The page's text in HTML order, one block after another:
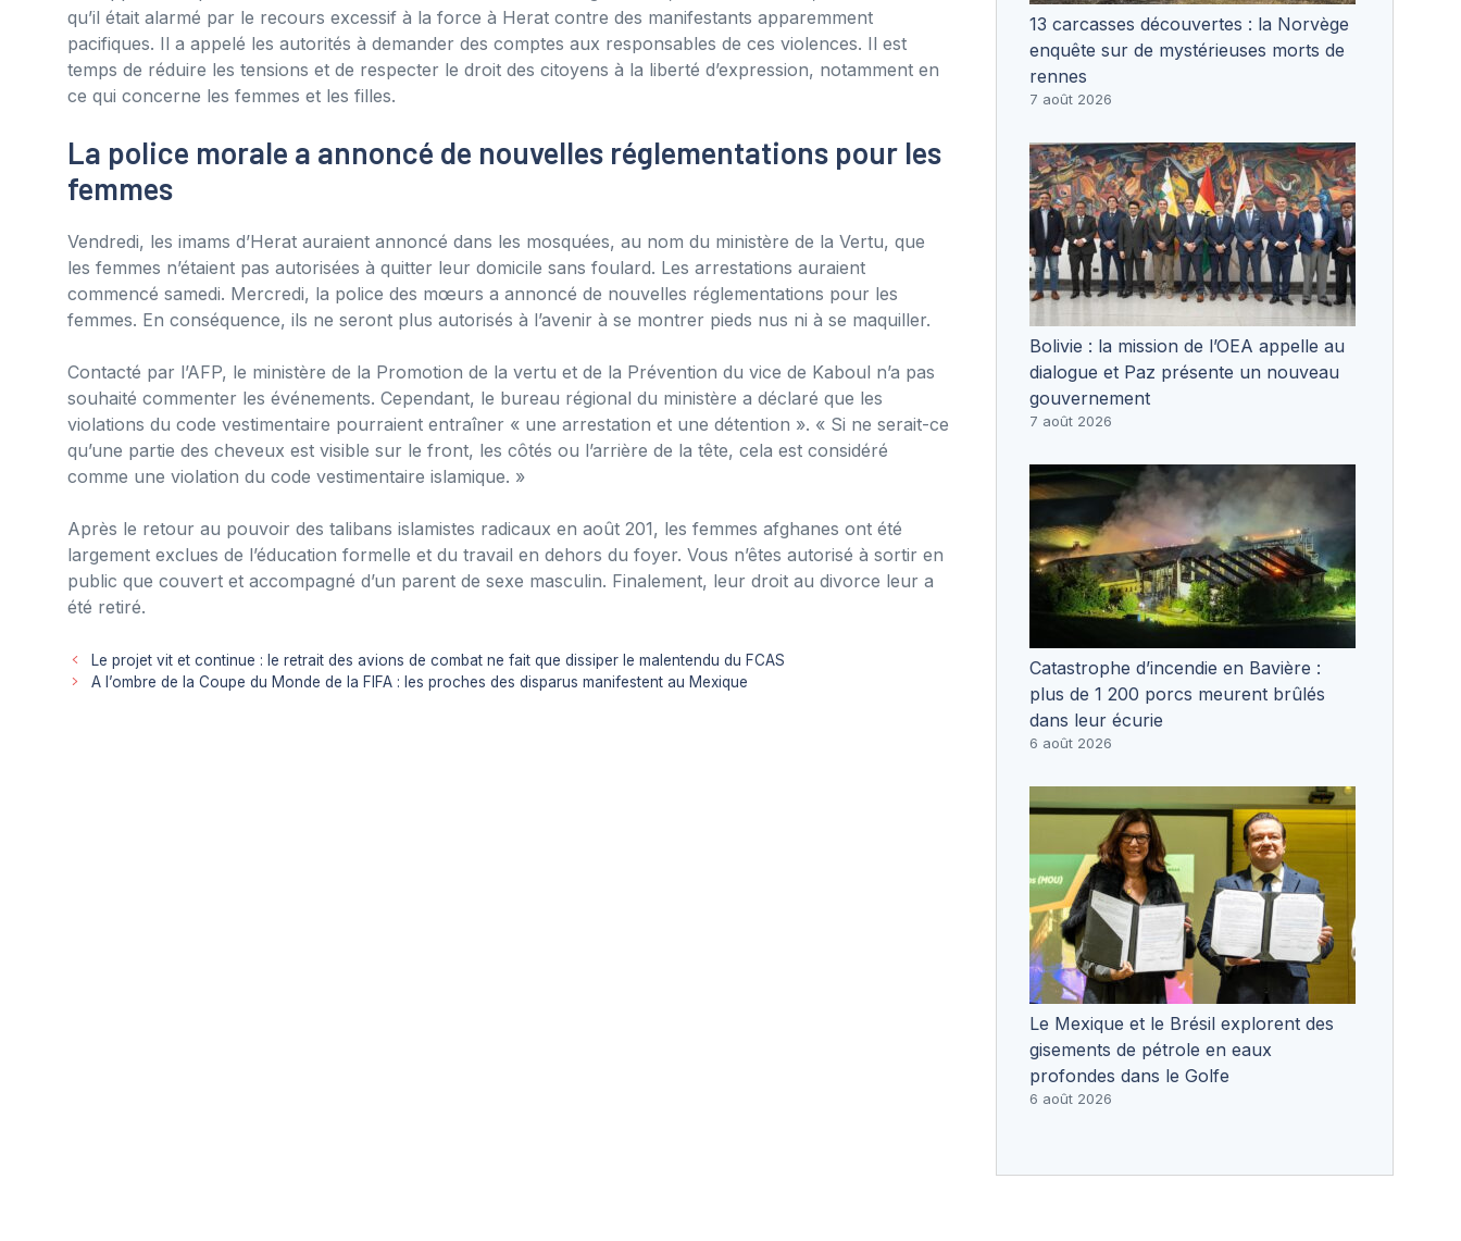
qu’il était alarmé par le recours excessif à la force à Herat contre des manifestants apparemment
pacifiques. Il a appelé les autorités à demander des comptes aux responsables de ces violences. Il est
temps de réduire les tensions et de respecter le droit des citoyens à la liberté d’expression, notamment en
ce qui concerne les femmes et les filles.
La police morale a annoncé de nouvelles réglementations pour les
femmes
Vendredi, les imams d’Herat auraient annoncé dans les mosquées, au nom du ministère de la Vertu, que
les femmes n’étaient pas autorisées à quitter leur domicile sans foulard. Les arrestations auraient
commencé samedi. Mercredi, la police des mœurs a annoncé de nouvelles réglementations pour les
femmes. En conséquence, ils ne seront plus autorisés à l’avenir à se montrer pieds nus ni à se maquiller.
Contacté par l’AFP, le ministère de la Promotion de la vertu et de la Prévention du vice de Kaboul n’a pas
souhaité commenter les événements. Cependant, le bureau régional du ministère a déclaré que les
violations du code vestimentaire pourraient entraîner « une arrestation et une détention ». « Si ne serait-ce
qu’une partie des cheveux est visible sur le front, les côtés ou l’arrière de la tête, cela est considéré
comme une violation du code vestimentaire islamique. »
Après le retour au pouvoir des talibans islamistes radicaux en août 201, les femmes afghanes ont été
largement exclues de l’éducation formelle et du travail en dehors du foyer. Vous n’êtes autorisé à sortir en
public que couvert et accompagné d’un parent de sexe masculin. Finalement, leur droit au divorce leur a
été retiré.
Le projet vit et continue : le retrait des avions de combat ne fait que dissiper le malentendu du FCAS
A l’ombre de la Coupe du Monde de la FIFA : les proches des disparus manifestent au Mexique
13 carcasses découvertes : la Norvège
enquête sur de mystérieuses morts de
rennes
7 août 2026
Bolivie : la mission de l’OEA appelle au
dialogue et Paz présente un nouveau
gouvernement
7 août 2026
Catastrophe d’incendie en Bavière :
plus de 1 200 porcs meurent brûlés
dans leur écurie
6 août 2026
Le Mexique et le Brésil explorent des
gisements de pétrole en eaux
profondes dans le Golfe
6 août 2026